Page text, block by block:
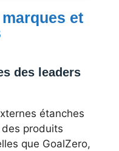
et
des leaders
étanches
produits
que GoalZero,